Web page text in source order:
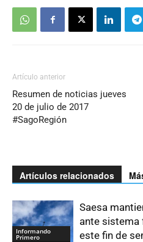
Artículo anterior
Resumen de noticias jueves
20 de julio de 2017
#SagoRegión
Artículos relacionados
Informando
Primero
Saesa
ante
este fin de